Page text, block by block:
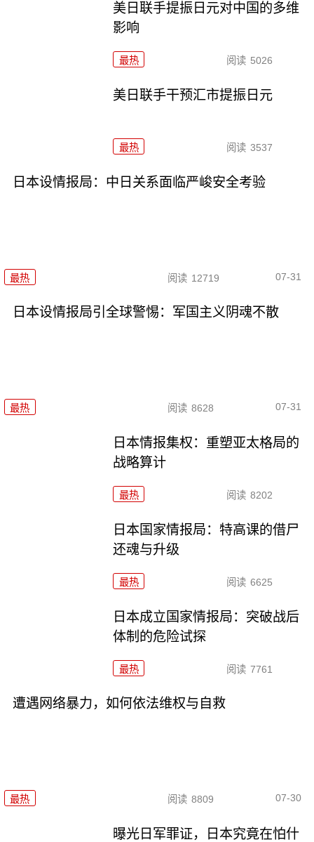
美日联手提振日元对中国的多维
影响
最热 阅读 5026
美日联手干预汇市提振日元
最热 阅读 3537
日本设情报局：中日关系面临严峻安全考验
最热 阅读 12719 07-31
日本设情报局引全球警惕：军国主义阴魂不散
最热 阅读 8628 07-31
日本情报集权：重塑亚太格局的
战略算计
最热 阅读 8202
日本国家情报局：特高课的借尸
还魂与升级
最热 阅读 6625
日本成立国家情报局：突破战后
体制的危险试探
最热 阅读 7761
遭遇网络暴力，如何依法维权与自救
最热 阅读 8809 07-30
曝光日军罪证，日本究竟在怕什